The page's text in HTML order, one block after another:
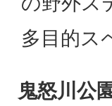
多目的ス
鬼怒川公